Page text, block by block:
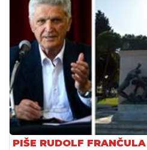
PIŠE RUDOLF FRANČULA